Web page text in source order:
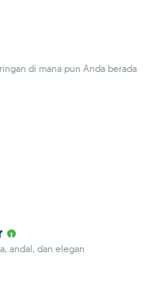
di mana pun Anda berada
andal, dan elegan